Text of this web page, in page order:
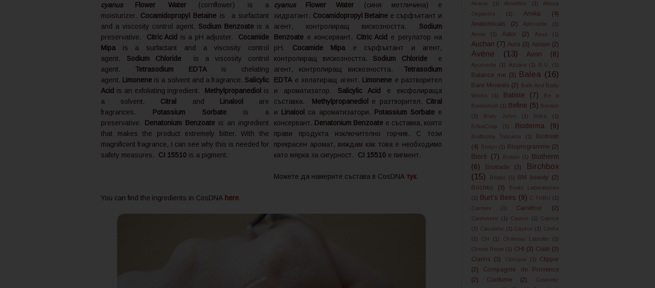
cyanusFlower Water(cornflower) is a
moisturizer. Cocamidopropyl Betaine is a surfactant
and a viscosity control agent. Sodium Benzoate is a
preservative. Citric Acid is a pH adjuster. Cocamide
Mipa is a surfactant and a viscosity control
agent. Sodium Chloride is a viscosity control
agent. Tetrasodium EDTAis chelating
agent. Limonene is a solvent and a fragrance. Salicylic
Acid is an exfoliating ingredient. Methylpropanediol is
a solvent. Citral and Linalool are
fragrances.
Potassium Sorbateis a
preservative.
Denatonium Benzoate is an ingredient
that makes the product extremely bitter. With the
magnificent fragrance, I can see why this is needed for
safety measures. CI 15510 is a pigment.
You can find the ingredients in CosDNA here.
cyanusFlower Water (синя метличина) е
хидратант. Cocamidopropyl Betaine е сърфъктант и
агент, контролиращ вискозността. Sodium
Benzoate е консервант. Citric Acid
е регулатор на
pH. Cocamide Mipa е сърфъктант и агент,
контролиращ вискозността.Sodium Chlorideе
агент, контролиращ вискозността. Tetrasodium
EDTA е хелатиращ агент. Limonene е разтворител
и ароматизатор. Salicylic Acid
е ексфолираща
съставка.
Methylpropanediol е разтворител. Citral
и
Linalool са ароматизатори. Potassium Sorbateе
консервант. Denatonium Benzoate е съставка, която
прави продукта изключително горчив. С този
прекрасен аромат, виждам как това е необходимо
като мярка за сигурност. CI 15510 е пигмент.
Можете да намерите състава в CosDNA тук.
Akane (1) AlmaWin (1)
Alteya
Organics
(1) Amika
(4)
Anatomicals
(2) Aphrodite
(1)
Arrow
(1) Astor (2) Asus (1)
Auchan (7) Aura (3) Aussie (2)
Avène (13) Avon (8)
Ayurveda (1) Azzaro (1) B.U. (1)
Balance me (3) Balea (16)
Bare Minerals (2) Bath And Body
Works
(1) Batiste (7)
Be a
Bombshell (1) Befine (5) Benton
(1)
Bialy Jelen (1) Bilka
(1)
BilkaCoop
(1) Bioderma (9)
Biofficina Toscana (1)
Biofresh
(4) Biolyn (1) Bioprogramme (2)
Bioré (7) Bioten (1)
Biotherm
(6)
Biotrade (3)
Birchbox
(15)
Blippo (1) BM beauty (2)
Bochko
(3)
Boots Laboratories
(1) Burt's Bees (9) C-THRU (1)
Carmex
(1) Carrefour (2)
Cashmere (1) Casino (1) Catrice
(1) Caudalie (1) Caykur (1) Cedia
(1)
CH (1) Château Labiotte
(1)
Cheek Room (1) CHI (3) Ciaté (2)
Clarins (3) Clinique (1)
Clipper
(2)
Compagnie de Provence
(2)
Confume (2)
Cosmetic